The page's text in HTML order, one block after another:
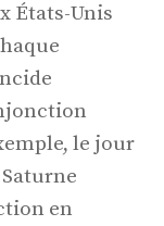
États-Unis
le jour
en